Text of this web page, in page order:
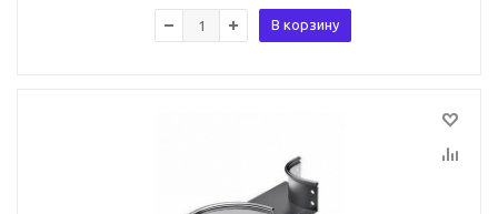
В корзину